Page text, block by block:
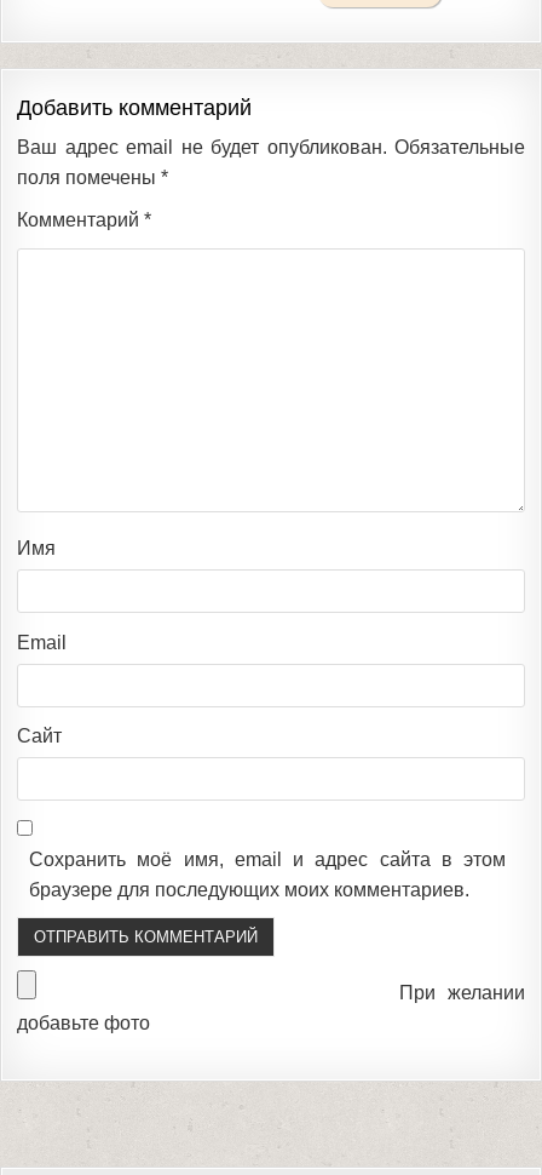
Добавить комментарий
Ваш адрес email не будет опубликован. Обязательные
поля помечены *
Комментарий *
Имя
Email
Сайт
Сохранить моё имя, email и адрес сайта в этом
браузере для последующих моих комментариев.
При желании
добавьте фото